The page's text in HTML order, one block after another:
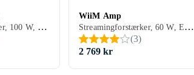
Streamingforstærker, 100 W, Ethernet, USB, HDMI, RCA-indgang, Optisk indgang, Subwooferudgang, 2, Apple AirPlay, Spotify Connect, Google Cast/Chromecast, Tidal, Deezer, TuneIn, Amazon Music, DLNA, Bluetooth, Understøttelse af internetradio, Fjernbetjening, Display, Indbygget Wi-Fi, Appstyring, Indbygget D/A-konverter, Programmerbar fjernbetjening
WiiM Amp
Streamingforstærker, 60 W, Ethernet, USB, HDMI, RCA-indgang, Optisk indgang, Subwooferudgang, Apple AirPlay, Google Cast/Chromecast, DLNA, Bluetooth, Indbygget Wi-Fi, Multizone (lyd/video flere rum), Indbygget D/A-konverter
(3)
2 769 kr